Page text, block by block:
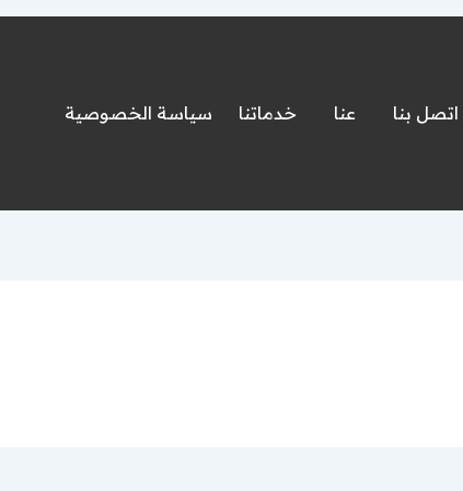
اتصل بنا عنا خدماتنا سياسة الخصوصية